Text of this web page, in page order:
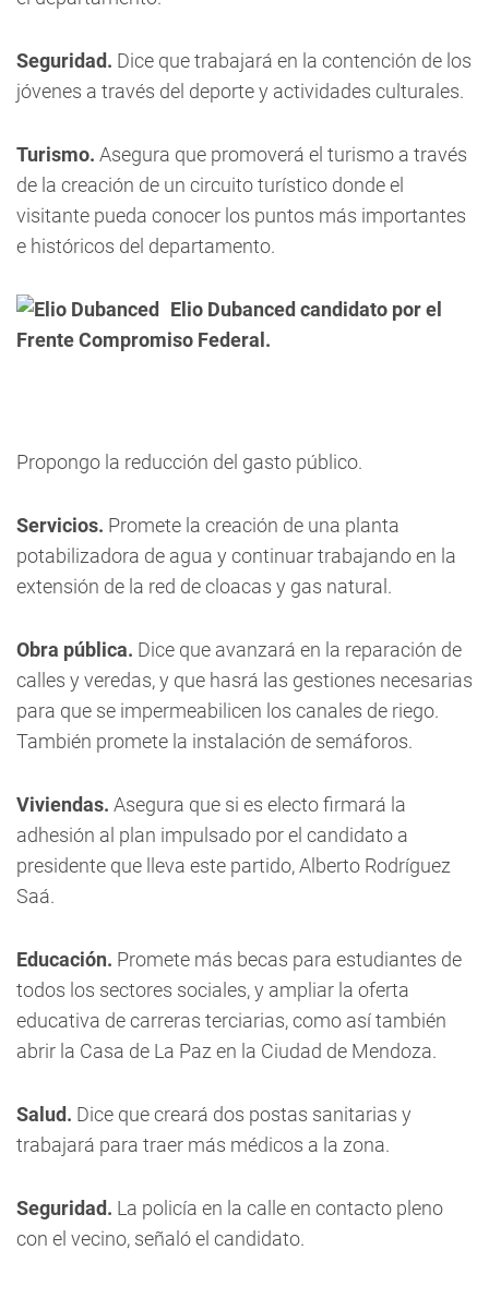
Seguridad. Dice que trabajará en la contención de los
jóvenes a través del deporte y actividades culturales.
Turismo. Asegura que promoverá el turismo a través
de la creación de un circuito turístico donde el
visitante pueda conocer los puntos más importantes
e históricos del departamento.
Elio Dubanced candidato por el
Frente Compromiso Federal.
Propongo la reducción del gasto público.
Servicios. Promete la creación de una planta
potabilizadora de agua y continuar trabajando en la
extensión de la red de cloacas y gas natural.
Obra pública. Dice que avanzará en la reparación de
calles y veredas, y que hasrá las gestiones necesarias
para que se impermeabilicen los canales de riego.
También promete la instalación de semáforos.
Viviendas. Asegura que si es electo firmará la
adhesión al plan impulsado por el candidato a
presidente que lleva este partido, Alberto Rodríguez
Saá.
Educación. Promete más becas para estudiantes de
todos los sectores sociales, y ampliar la oferta
educativa de carreras terciarias, como así también
abrir la Casa de La Paz en la Ciudad de Mendoza.
Salud. Dice que creará dos postas sanitarias y
trabajará para traer más médicos a la zona.
Seguridad. La policía en la calle en contacto pleno
con el vecino, señaló el candidato.